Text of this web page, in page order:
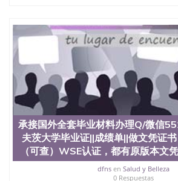
承接国外全套毕业材料办理Q/微信
夫茨大学毕业证||成绩单||做文凭证
（可查）WSE认证，都有原版本文
dfnsen Salud y Belleza
0 Respuestas